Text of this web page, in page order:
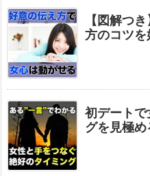
【図解つ
方のコツを
初デート
グを見極め